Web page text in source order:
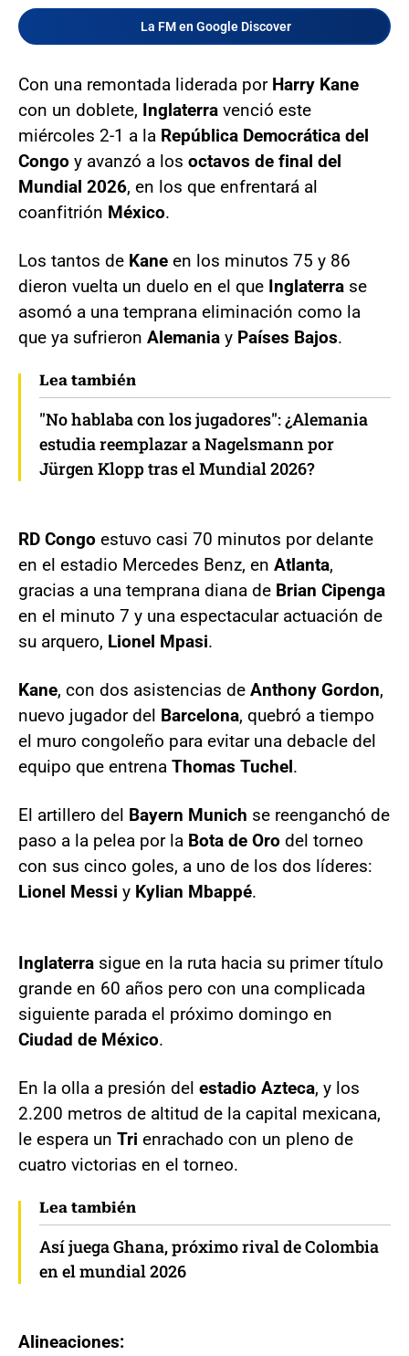
La FM en Google Discover
Con una remontada liderada por Harry Kane
con un doblete, Inglaterra venció este
miércoles 2-1 a la República Democrática del
Congo y avanzó a los octavos de final del
Mundial 2026, en los que enfrentará al
coanfitrión México.
Los tantos de Kane en los minutos 75 y 86
dieron vuelta un duelo en el que Inglaterra se
asomó a una temprana eliminación como la
que ya sufrieron Alemania y Países Bajos.
Lea también
"No hablaba con los jugadores": ¿Alemania
estudia reemplazar a Nagelsmann por
Jürgen Klopp tras el Mundial 2026?
RD Congo estuvo casi 70 minutos por delante
en el estadio Mercedes Benz, en Atlanta,
gracias a una temprana diana de Brian Cipenga
en el minuto 7 y una espectacular actuación de
su arquero, Lionel Mpasi.
Kane, con dos asistencias de Anthony Gordon,
nuevo jugador del Barcelona, quebró a tiempo
el muro congoleño para evitar una debacle del
equipo que entrena Thomas Tuchel.
El artillero del Bayern Munich se reenganchó de
paso a la pelea por la Bota de Oro del torneo
con sus cinco goles, a uno de los dos líderes:
Lionel Messi y Kylian Mbappé.
Inglaterra sigue en la ruta hacia su primer título
grande en 60 años pero con una complicada
siguiente parada el próximo domingo en
Ciudad de México.
En la olla a presión del estadio Azteca, y los
2.200 metros de altitud de la capital mexicana,
le espera un Tri enrachado con un pleno de
cuatro victorias en el torneo.
Lea también
Así juega Ghana, próximo rival de Colombia
en el mundial 2026
Alineaciones: